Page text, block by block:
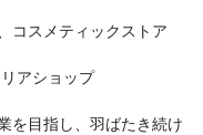
コスメティックストア
アショップ
を目指し、羽ばたき続け